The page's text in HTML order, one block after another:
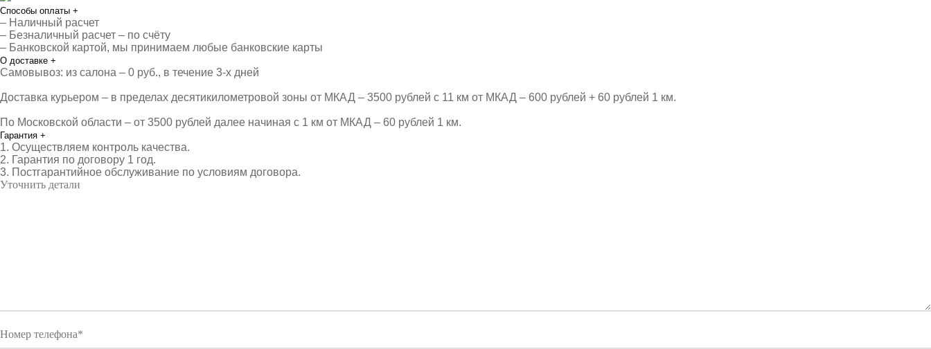
Способы оплаты +
– Наличный расчет
– Безналичный расчет – по счёту
– Банковской картой, мы принимаем любые банковские карты
О доставке +
Самовывоз: из салона – 0 руб., в течение 3-х дней
Доставка курьером – в пределах десятикилометровой зоны от МКАД – 3500 рублей с 11 км от МКАД – 600 рублей + 60 рублей 1 км.
По Московской области – от 3500 рублей далее начиная с 1 км от МКАД – 60 рублей 1 км.
Гарантия +
1. Осуществляем контроль качества.
2. Гарантия по договору 1 год.
3. Постгарантийное обслуживание по условиям договора.